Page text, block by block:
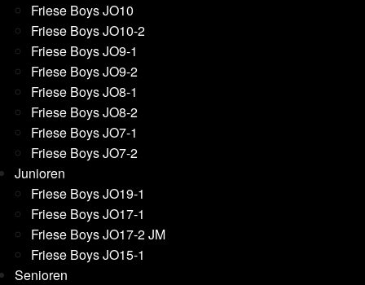
Friese Boys JO10
Friese Boys JO10-2
Friese Boys JO9-1
Friese Boys JO9-2
Friese Boys JO8-1
Friese Boys JO8-2
Friese Boys JO7-1
Friese Boys JO7-2
Junioren
Friese Boys JO19-1
Friese Boys JO17-1
Friese Boys JO17-2 JM
Friese Boys JO15-1
Senioren